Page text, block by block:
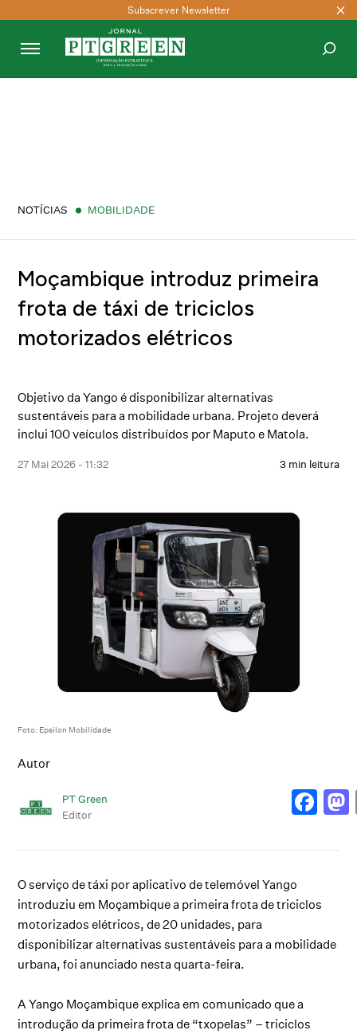
Subscrever Newsletter
NOTÍCIAS MOBILIDADE
Moçambique introduz primeira
frota de táxi de triciclos
motorizados elétricos
Objetivo da Yango é disponibilizar alternativas
sustentáveis para a mobilidade urbana. Projeto deverá
inclui 100 veículos distribuídos por Maputo e Matola.
27 Mai 2026 - 11:32 3 min leitura
Foto: Epsilon Mobilidade
Autor
PT Green
Editor
O serviço de táxi por aplicativo de telemóvel Yango
introduziu em Moçambique a primeira frota de triciclos
motorizados elétricos, de 20 unidades, para
disponibilizar alternativas sustentáveis para a mobilidade
urbana, foi anunciado nesta quarta-feira.
A Yango Moçambique explica em comunicado que a
introdução da primeira frota de “txopelas” – triciclos